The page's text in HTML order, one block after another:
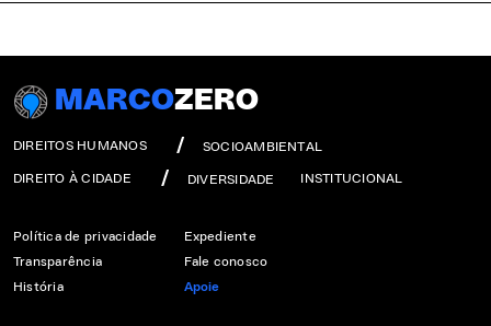
MARCOZERO
DIREITOS HUMANOS SOCIOAMBIENTAL
DIREITO À CIDADE DIVERSIDADE INSTITUCIONAL
Política de privacidade
Transparência
História
Expediente
Fale conosco
Apoie